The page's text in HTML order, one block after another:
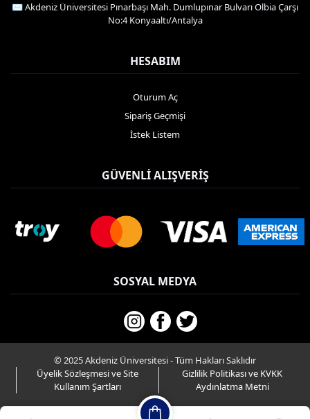
✉️ Akdeniz Üniversitesi Pınarbaşı Mah. Dumlupınar Bulvarı Olbia Çarşı
No:4 Konyaaltı/Antalya
HESABIM
Oturum Aç
Sipariş Geçmişi
İstek Listem
GÜVENLI ALIŞVERIŞ
SOSYAL MEDYA
© 2025 Akdeniz Üniversitesi - Tüm Hakları Saklıdır
Üyelik Sözleşmesi ve Site
Kullanım Şartları
Gizlilik Politikası ve KVKK
Aydınlatma Metni